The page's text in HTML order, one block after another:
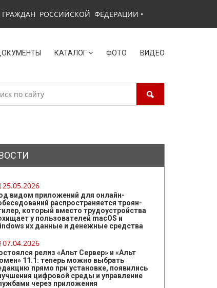
РОССИЙСКОЙ ФЕДЕРАЦИИ •
КАТАЛОГ ФОТО ВИДЕО
25.05.2026
видом приложений для онлайн-
распространяется троян-
который вместо трудоустройства
у пользователей macOS и
их данные и денежные средства
07.04.2026
релиз «Альт Сервер» и «Альт
11.1: теперь можно выбрать
прямо при установке, появились
цифровой среды и управление
через приложения